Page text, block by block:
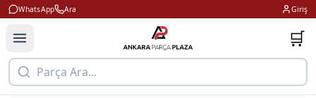
WhatsApp Ara Giriş
🛒
Parça Ara...